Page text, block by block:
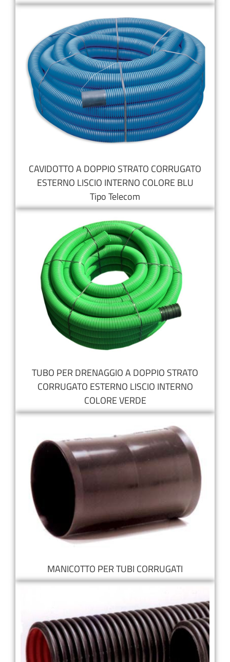
CAVIDOTTO A DOPPIO STRATO CORRUGATO
ESTERNO LISCIO INTERNO COLORE BLU
Tipo Telecom
TUBO PER DRENAGGIO A DOPPIO STRATO
CORRUGATO ESTERNO LISCIO INTERNO
COLORE VERDE
MANICOTTO PER TUBI CORRUGATI